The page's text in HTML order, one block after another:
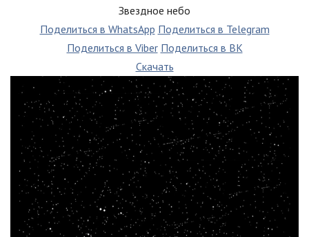
Звездное небо
Поделиться в WhatsApp Поделиться в Telegram
Поделиться в Viber Поделиться в ВК
Скачать